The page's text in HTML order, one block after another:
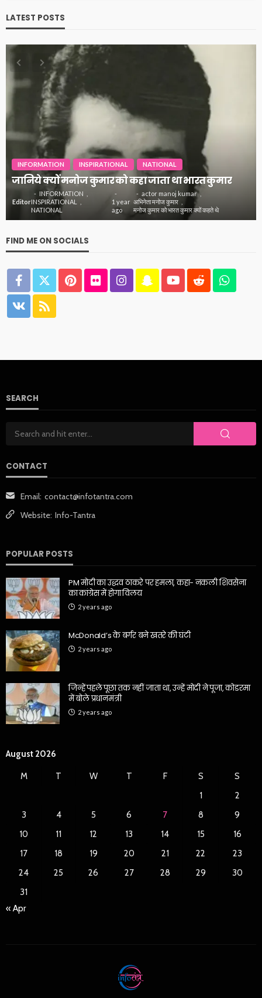
LATEST POSTS
INFORMATION INSPIRATIONAL NATIONAL
जानिये क्यों मनोज कुमार को कहा जाता था भारत कुमार
Editor
INFORMATION
INSPIRATIONAL
NATIONAL
1 year
ago
actor manoj kumar
अभिनेता मनोज कुमार
मनोज कुमार को भारत कुमार क्यों कहते थे
FIND ME ON SOCIALS
SEARCH
CONTACT
Email: contact@infotantra.com
Website: Info-Tantra
POPULAR POSTS
PM मोदी का उद्धव ठाकरे पर हमला, कहा- नकली शिवसेना
का कांग्रेस में होगा विलय
2 years ago
McDonald’s के बर्गर बने खतरे की घंटी
2 years ago
जिन्हें पहले पूछा तक नहीं जाता था, उन्हें मोदी ने पूजा, कोडरमा
में बोले प्रधानमंत्री
2 years ago
August 2026
M T W T F S
S
1
2
3
4 5 6 7 8
9
10
11 12 13 14 15
16
17
18 19 20 21 22
23
24
25 26 27 28 29
30
31
« Apr